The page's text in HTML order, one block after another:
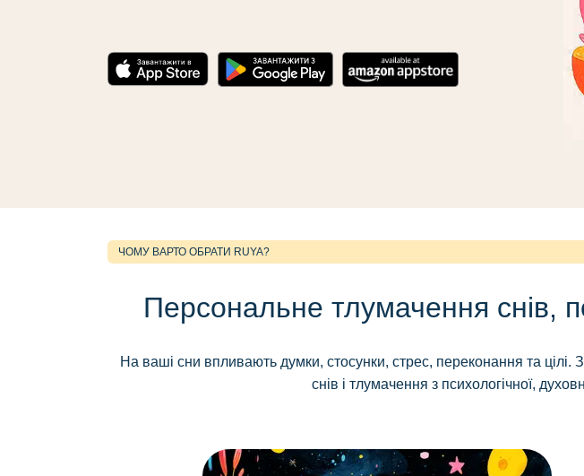
ЧОМУ ВАРТО ОБРАТИ RUYA?
Персональне тлумачення снів,
На ваші сни впливають думки, стосунки, стрес, переконання та
снів і тлумачення з психологічної,